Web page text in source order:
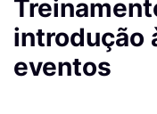
introdução
eventos